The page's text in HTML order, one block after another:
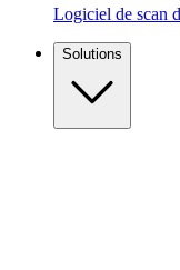
Logiciel de scan
Solutions